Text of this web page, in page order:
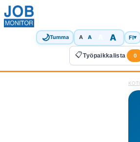
🌙Tumma A A A FI▾
📋Työpaikkalista 0
KOTI